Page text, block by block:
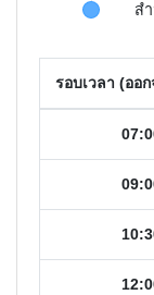
ส
รอบเวลา (ออ